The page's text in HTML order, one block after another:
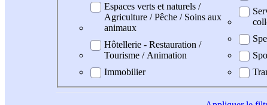
Espaces verts et naturels /
Agriculture / Pêche / Soins aux
animaux
Hôtellerie - Restauration /
Tourisme / Animation
Immobilier